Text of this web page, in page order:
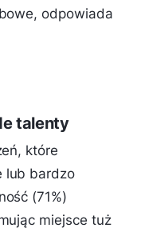
odpowiada
talenty
które
lub bardzo
(71%)
miejsce tuż